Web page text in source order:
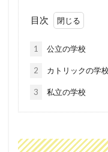
目次
1 公立の学校
2 カトリックの学校
3 私立の学校